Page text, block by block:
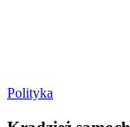
Polityka